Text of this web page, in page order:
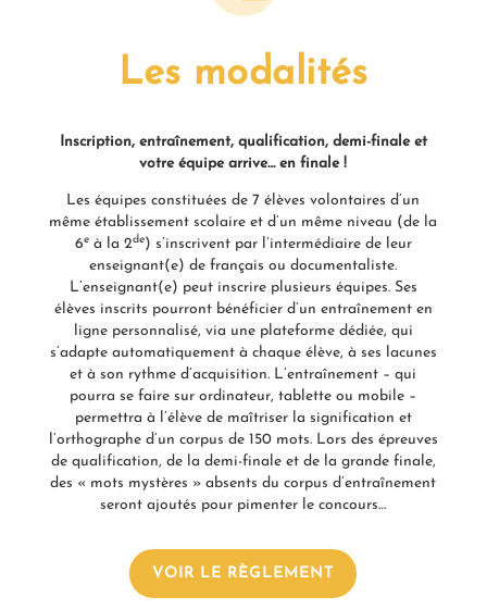
Les modalités
Inscription, entraînement, qualification, demi-finale et
votre équipe arrive… en finale !
Les équipes constituées de 7 élèves volontaires d’un
même établissement scolaire et d’un même niveau (de la
6eà la 2de) s’inscrivent par l’intermédiaire de leur
enseignant(e) de français ou documentaliste.
L’enseignant(e) peut inscrire plusieurs équipes. Ses
élèves inscrits pourront bénéficier d’un entraînement en
ligne personnalisé, via une plateforme dédiée, qui
s’adapte automatiquement à chaque élève, à ses lacunes
et à son rythme d’acquisition. L’entraînement – qui
pourra se faire sur ordinateur, tablette ou mobile –
permettra à l’élève de maîtriser la signification et
l’orthographe d’un corpus de 150 mots. Lors des épreuves
de qualification, de la demi-finale et de la grande finale,
des « mots mystères » absents du corpus d’entraînement
seront ajoutés pour pimenter le concours…
VOIR LE RÈGLEMENT